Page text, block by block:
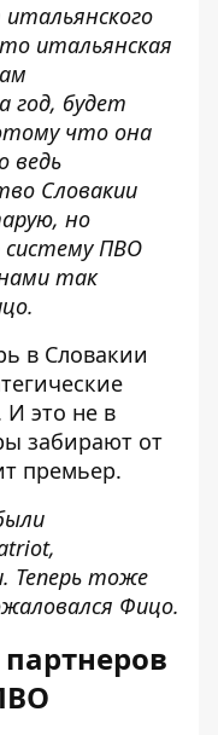
итальянская
год, будет
что она
ведь
Словакии
но
ПВО
так
в Словакии
это не в
забирают от
премьер.
Теперь тоже
Фицо.